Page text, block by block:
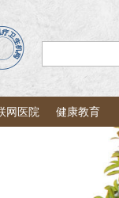
网医院 健康教育